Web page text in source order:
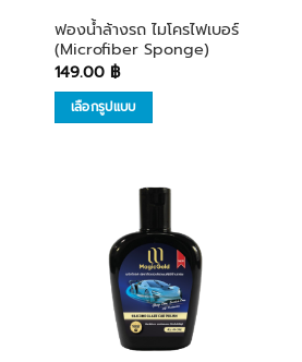
ฟองน้ำล้างรถ ไมโครไฟเบอร์
(Microfiber Sponge)
149.00 ฿
เลือกรูปแบบ